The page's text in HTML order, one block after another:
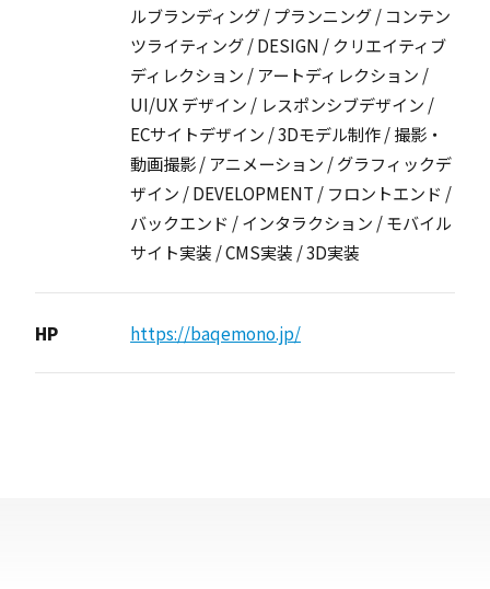
ルブランディング / プランニング / コンテン
ツライティング / DESIGN / クリエイティブ
ディレクション / アートディレクション /
UI/UX デザイン / レスポンシブデザイン /
ECサイトデザイン / 3Dモデル制作 / 撮影・
動画撮影 / アニメーション / グラフィックデ
ザイン / DEVELOPMENT / フロントエンド /
バックエンド / インタラクション / モバイル
サイト実装 / CMS実装 / 3D実装
HP https://baqemono.jp/